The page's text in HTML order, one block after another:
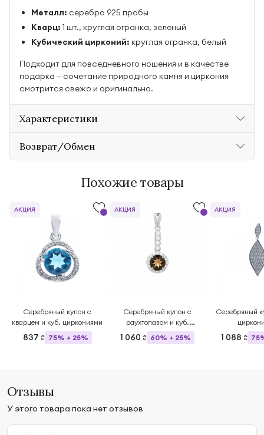
Металл: серебро 925 пробы
Кварц: 1 шт., круглая огранка, зеленый
Кубический цирконий: круглая огранка, белый
Подходит для повседневного ношения и в качестве
подарка — сочетание природного камня и циркония
смотрится свежо и оригинально.
Характеристики
Возврат/Обмен
Похожие товары
Серебряный кулон с
кварцем и куб. циркониями
837 ₴ 75% + 25%
АКЦИЯ
Серебряный кулон с
раухтопазом и куб.
циркониями
1 060 ₴ 60% + 25%
АКЦИЯ
Серебряный
1 088 ₴
АКЦИЯ
Отзывы
У этого товара пока нет отзывов